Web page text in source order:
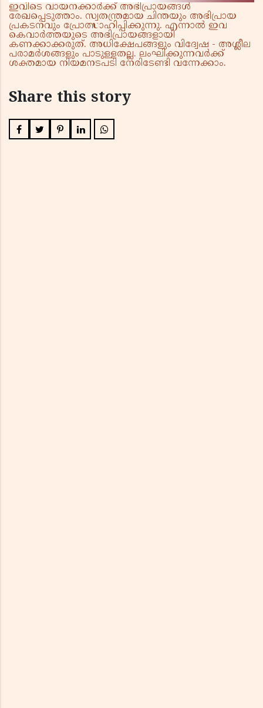
ഇവിടെ വായനക്കാർക്ക് അഭിപ്രായങ്ങൾ
രേഖപ്പെടുത്താം. സ്വതന്ത്രമായ ചിന്തയും അഭിപ്രായ
പ്രകടനവും പ്രോത്സാഹിപ്പിക്കുന്നു. എന്നാൽ ഇവ
കെവാർത്തയുടെ അഭിപ്രായങ്ങളായി
കണക്കാക്കരുത്. അധിക്ഷേപങ്ങളും വിദ്വേഷ - അശ്ലീല
പരാമർശങ്ങളും പാടുള്ളതല്ല. ലംഘിക്കുന്നവർക്ക്
ശക്തമായ നിയമനടപടി നേരിടേണ്ടി വന്നേക്കാം.
Share this story